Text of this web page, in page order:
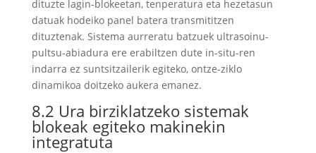
dituzte lagin-blokeetan, tenperatura eta hezetasun
datuak hodeiko panel batera transmititzen
dituztenak. Sistema aurreratu batzuek ultrasoinu-
pultsu-abiadura ere erabiltzen dute in-situ-ren
indarra ez suntsitzailerik egiteko, ontze-ziklo
dinamikoa doitzeko aukera emanez.
8.2 Ura birziklatzeko sistemak
blokeak egiteko makinekin
integratuta